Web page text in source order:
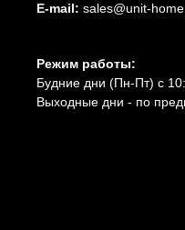
E-mail: sales@unit-
Режим работы:
Будние дни (Пн-Пт) с
Выходные дни - по